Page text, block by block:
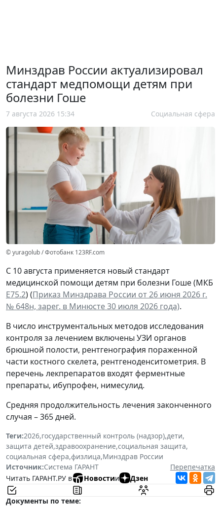
Минздрав России актуализировал
стандарт медпомощи детям при
болезни Гоше
7 августа 2026 15:34 Социальная сфера
© yuragolub / Фотобанк 123RF.com
С 10 августа применяется новый стандарт
медицинской помощи детям при болезни Гоше (МКБ
Е75.2) (Приказ Минздрава России от 26 июня 2026 г.
№ 648н, зарег. в Минюсте 30 июля 2026 года).
В число инструментальных методов исследования
контроля за лечением включены УЗИ органов
брюшной полости, рентгенография пораженной
части костного скелета, рентгеноденситометрия. В
перечень лекпрепаратов входят ферментные
препараты, ибупрофен, нимесулид.
Средняя продолжительность лечения законченного
случая – 365 дней.
Теги:2026,государственный контроль (надзор),дети,
защита детей,здравоохранение,социальная защита,
социальная сфера,физлица,Минздрав России
Источник:Система ГАРАНТ
Перепечатка
Читать ГАРАНТ.РУ в
Новостии Дзен
Документы по теме: